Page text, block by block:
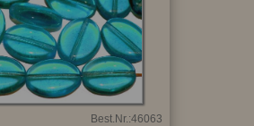
Best.Nr.:46063